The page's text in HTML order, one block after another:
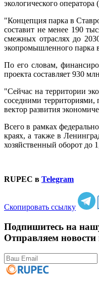
экологического
"Концепция парка в
составит не менее 190
смежных отраслях до
экопромышленного парка
По его словам,
проекта составляет 930
"Сейчас на территории
соседними территориями,
вектор развития
Всего в рамках
краях, а также в
хозяйственный оборот до
RUPEC в Telegram
Скопировать ссылку
Подпишитесь на
Отправляем